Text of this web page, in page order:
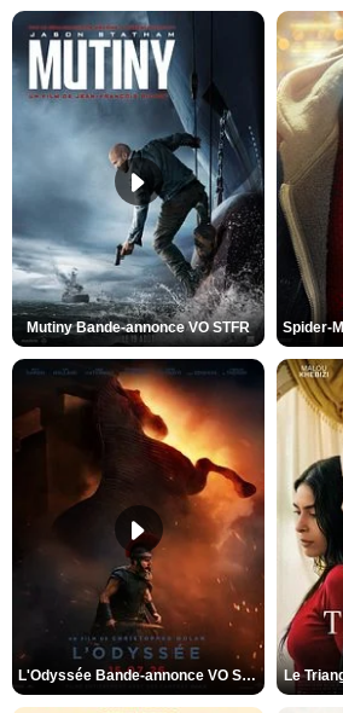
Mutiny Bande-annonce VO STFR
L'Odyssée Bande-annonce VO STFR Le